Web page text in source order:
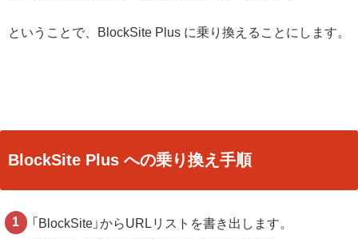
ということで、BlockSite Plus に乗り換えることにします。
BlockSite Plus への乗り換え手順
「BlockSite」からURLリストを書き出します。